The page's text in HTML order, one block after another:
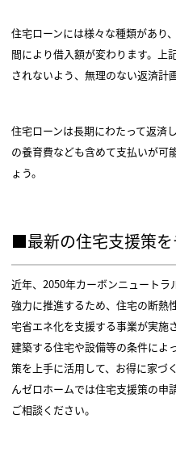
住宅ローンには様々な種類があり
間により借入額が変わります。上
されないよう、無理のない返済計
住宅ローンは長期にわたって返済
の養育費なども含めて支払いが可
ょう。
■最新の住宅支援策を
近年、2050年カーボンニュート
強力に推進するため、住宅の断熱
宅省エネ化を支援する事業が実施
建築する住宅や設備等の条件によ
策を上手に活用して、お得に家づ
んゼロホームでは住宅支援策の申
ご相談ください。